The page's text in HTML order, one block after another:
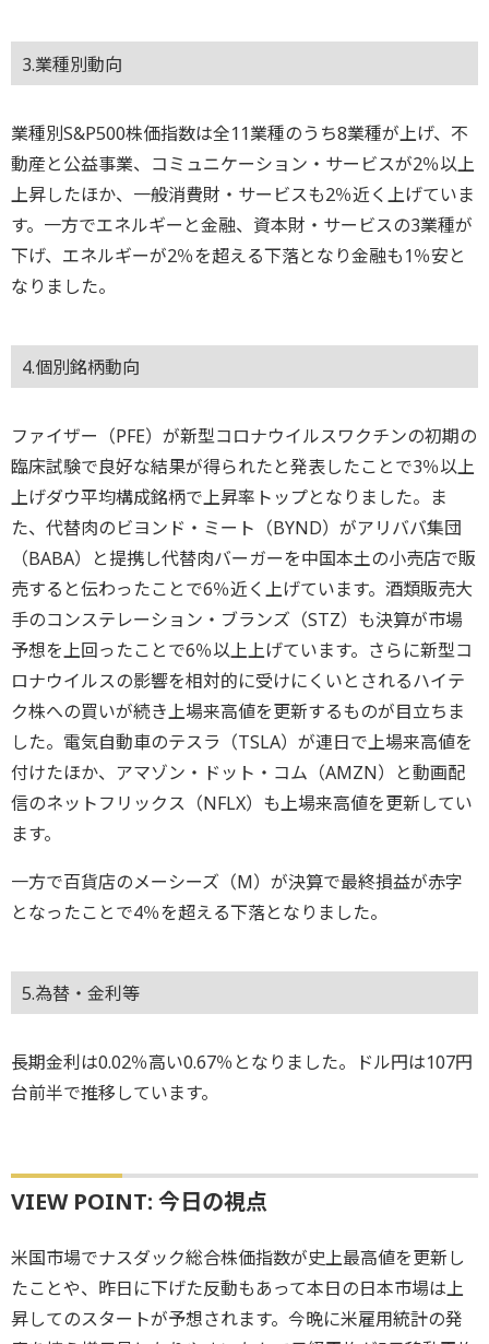
3.業種別動向
業種別S&P500株価指数は全11業種のうち8業種が上げ、不
動産と公益事業、コミュニケーション・サービスが2％以上
上昇したほか、一般消費財・サービスも2％近く上げていま
す。一方でエネルギーと金融、資本財・サービスの3業種が
下げ、エネルギーが2％を超える下落となり金融も1％安と
なりました。
4.個別銘柄動向
ファイザー（PFE）が新型コロナウイルスワクチンの初期の
臨床試験で良好な結果が得られたと発表したことで3％以上
上げダウ平均構成銘柄で上昇率トップとなりました。ま
た、代替肉のビヨンド・ミート（BYND）がアリババ集団
（BABA）と提携し代替肉バーガーを中国本土の小売店で販
売すると伝わったことで6％近く上げています。酒類販売大
手のコンステレーション・ブランズ（STZ）も決算が市場
予想を上回ったことで6％以上上げています。さらに新型コ
ロナウイルスの影響を相対的に受けにくいとされるハイテ
ク株への買いが続き上場来高値を更新するものが目立ちま
した。電気自動車のテスラ（TSLA）が連日で上場来高値を
付けたほか、アマゾン・ドット・コム（AMZN）と動画配
信のネットフリックス（NFLX）も上場来高値を更新してい
ます。
一方で百貨店のメーシーズ（M）が決算で最終損益が赤字
となったことで4％を超える下落となりました。
5.為替・金利等
長期金利は0.02％高い0.67％となりました。ドル円は107円
台前半で推移しています。
VIEW POINT: 今日の視点
米国市場でナスダック総合株価指数が史上最高値を更新し
たことや、昨日に下げた反動もあって本日の日本市場は上
昇してのスタートが予想されます。今晩に米雇用統計の発